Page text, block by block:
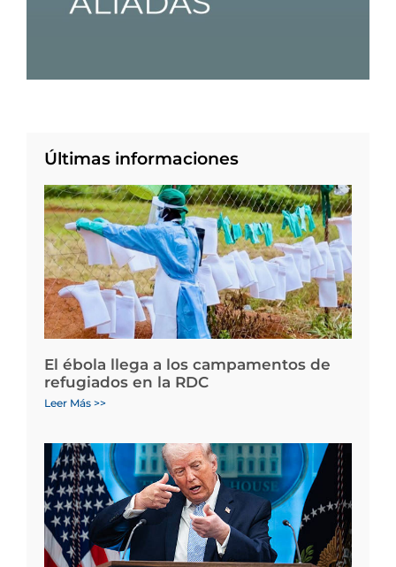
Últimas informaciones
El ébola llega a los campamentos de
refugiados en la RDC
Leer Más >>